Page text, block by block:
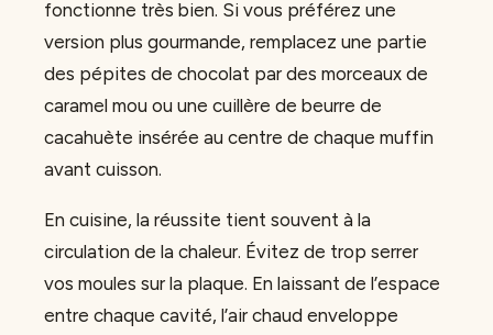
fonctionne très bien. Si vous préférez une
version plus gourmande, remplacez une partie
des pépites de chocolat par des morceaux de
caramel mou ou une cuillère de beurre de
cacahuète insérée au centre de chaque muffin
avant cuisson.
En cuisine, la réussite tient souvent à la
circulation de la chaleur. Évitez de trop serrer
vos moules sur la plaque. En laissant de l’espace
entre chaque cavité, l’air chaud enveloppe